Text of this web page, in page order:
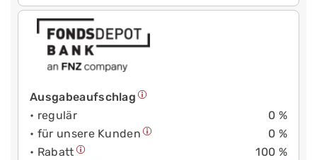
Ausgabeaufschlag
• regulär
0 %
• für unsere Kunden
0 %
• Rabatt
100 %